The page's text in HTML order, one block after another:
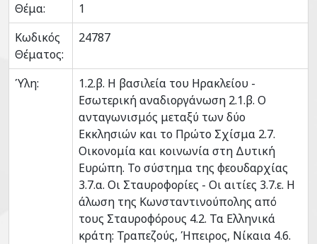
Θέμα:
1
Κωδικός
Θέματος:
24787
Ύλη:
1.2.β. Η βασιλεία του Ηρακλείου -
Εσωτερική αναδιοργάνωση 2.1.β. Ο
ανταγωνισμός μεταξύ των δύο
Εκκλησιών και το Πρώτο Σχίσμα 2.7.
Οικονομία και κοινωνία στη Δυτική
Ευρώπη. Το σύστημα της φεουδαρχίας
3.7.α. Οι Σταυροφορίες - Οι αιτίες 3.7.ε. Η
άλωση της Κωνσταντινούπολης από
τους Σταυροφόρους 4.2. Τα Ελληνικά
κράτη: Τραπεζούς, Ήπειρος, Νίκαια 4.6.